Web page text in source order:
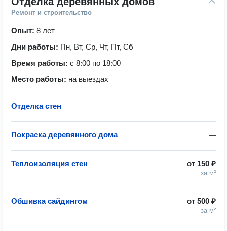
Ремонт и строительство
Опыт: 8 лет
Дни работы: Пн, Вт, Ср, Чт, Пт, Сб
Время работы: с 8:00 по 18:00
Место работы: на выездах
—
Отделка стен
—
Покраска деревянного дома
от 150 ₽
за м²
Теплоизоляция стен
от 500 ₽
за м²
Обшивка сайдингом